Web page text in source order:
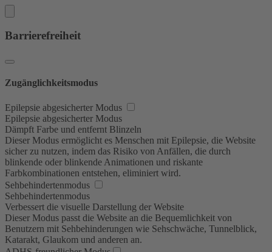
Barrierefreiheit
Zugänglichkeitsmodus
Epilepsie abgesicherter Modus
Epilepsie abgesicherter Modus
Dämpft Farbe und entfernt Blinzeln
Dieser Modus ermöglicht es Menschen mit Epilepsie, die Website
sicher zu nutzen, indem das Risiko von Anfällen, die durch
blinkende oder blinkende Animationen und riskante
Farbkombinationen entstehen, eliminiert wird.
Sehbehindertenmodus
Sehbehindertenmodus
Verbessert die visuelle Darstellung der Website
Dieser Modus passt die Website an die Bequemlichkeit von
Benutzern mit Sehbehinderungen wie Sehschwäche, Tunnelblick,
Katarakt, Glaukom und anderen an.